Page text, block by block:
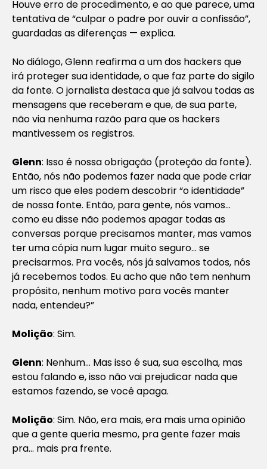
Houve erro de procedimento, e ao que parece, uma
tentativa de “culpar o padre por ouvir a confissão”,
guardadas as diferenças — explica.
No diálogo, Glenn reafirma a um dos hackers que
irá proteger sua identidade, o que faz parte do sigilo
da fonte. O jornalista destaca que já salvou todas as
mensagens que receberam e que, de sua parte,
não via nenhuma razão para que os hackers
mantivessem os registros.
Glenn: Isso é nossa obrigação (proteção da fonte).
Então, nós não podemos fazer nada que pode criar
um risco que eles podem descobrir “o identidade”
de nossa fonte. Então, para gente, nós vamos…
como eu disse não podemos apagar todas as
conversas porque precisamos manter, mas vamos
ter uma cópia num lugar muito seguro… se
precisarmos. Pra vocês, nós já salvamos todos, nós
já recebemos todos. Eu acho que não tem nenhum
propósito, nenhum motivo para vocês manter
nada, entendeu?”
Molição: Sim.
Glenn: Nenhum… Mas isso é sua, sua escolha, mas
estou falando e, isso não vai prejudicar nada que
estamos fazendo, se você apaga.
Molição: Sim. Não, era mais, era mais uma opinião
que a gente queria mesmo, pra gente fazer mais
pra… mais pra frente.